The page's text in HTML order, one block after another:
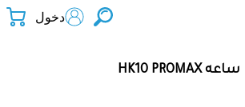
دخول
ساعه HK10 PROMAX